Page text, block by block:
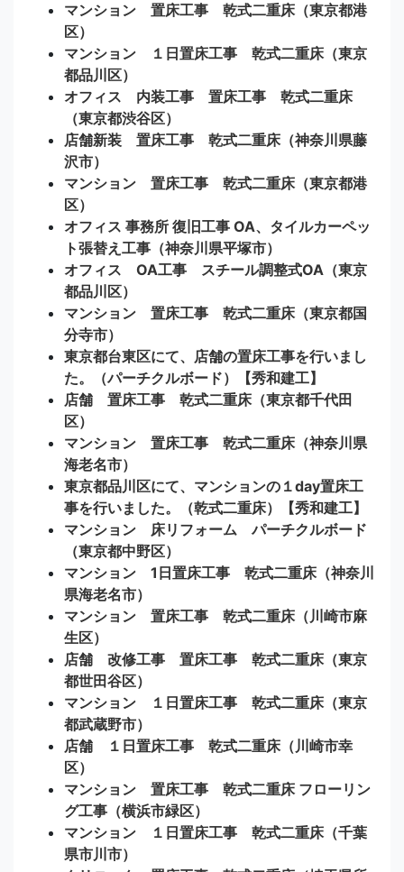
マンション 置床工事 乾式二重床（東京都港
区）
マンション １日置床工事 乾式二重床（東京
都品川区）
オフィス 内装工事 置床工事 乾式二重床
（東京都渋谷区）
店舗新装 置床工事 乾式二重床（神奈川県藤
沢市）
マンション 置床工事 乾式二重床（東京都港
区）
オフィス 事務所 復旧工事 OA、タイルカーペッ
ト張替え工事（神奈川県平塚市）
オフィス OA工事 スチール調整式OA（東京
都品川区）
マンション 置床工事 乾式二重床（東京都国
分寺市）
東京都台東区にて、店舗の置床工事を行いまし
た。（パーチクルボード）【秀和建工】
店舗 置床工事 乾式二重床（東京都千代田
区）
マンション 置床工事 乾式二重床（神奈川県
海老名市）
東京都品川区にて、マンションの１day置床工
事を行いました。（乾式二重床）【秀和建工】
マンション 床リフォーム パーチクルボード
（東京都中野区）
マンション 1日置床工事 乾式二重床（神奈川
県海老名市）
マンション 置床工事 乾式二重床（川崎市麻
生区）
店舗 改修工事 置床工事 乾式二重床（東京
都世田谷区）
マンション １日置床工事 乾式二重床（東京
都武蔵野市）
店舗 １日置床工事 乾式二重床（川崎市幸
区）
マンション 置床工事 乾式二重床 フローリン
グ工事（横浜市緑区）
マンション １日置床工事 乾式二重床（千葉
県市川市）